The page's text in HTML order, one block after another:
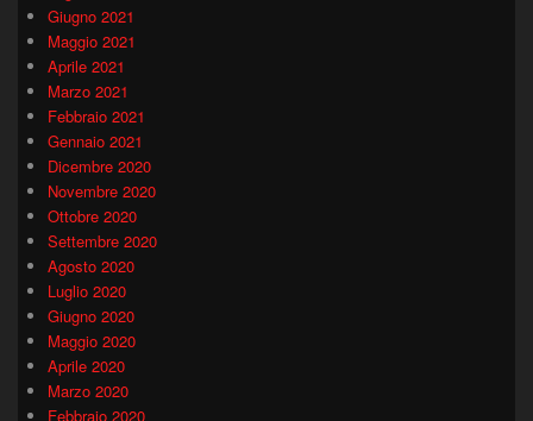
Giugno 2021
Maggio 2021
Aprile 2021
Marzo 2021
Febbraio 2021
Gennaio 2021
Dicembre 2020
Novembre 2020
Ottobre 2020
Settembre 2020
Agosto 2020
Luglio 2020
Giugno 2020
Maggio 2020
Aprile 2020
Marzo 2020
Febbraio 2020